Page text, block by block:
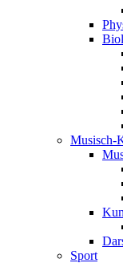
Musisch-
Sport